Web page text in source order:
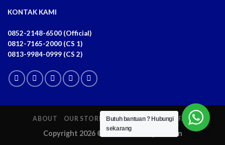
KONTAK KAMI
0852-2148-6500 (Official)
0812-7165-2000 (CS 1)
0813-9984-0999 (CS 2)
ABOUT OUR STORES BLOG CONTACT FAQ
Copyright 2026 © Arum Sari Corporation
Butuh bantuan ? Hubungi
sekarang